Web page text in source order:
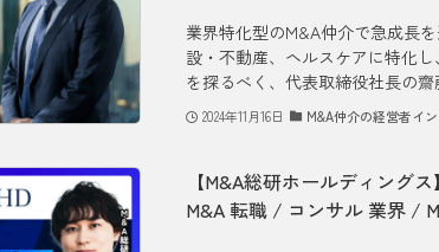
業界特化型のM&A仲介で急成長
設・不動産、ヘルスケアに特化
を探るべく、代表取締役社長の
2024年11月16日 M&A仲介の経営者イ
【M&A総研ホールディング
M&A 転職 / コンサル 業界 /